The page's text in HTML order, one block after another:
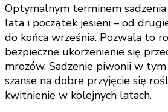
Optymalnym terminem
lata i początek jesieni – od
do końca września. Pozwala to
bezpieczne ukorzenienie się
mrozów. Sadzenie piwonii w
szanse na dobre przyjęcie się
kwitnienie w kolejnych latach.